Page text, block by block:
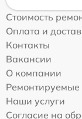
Стоимость
Оплата и
Контакты
Вакансии
О компании
Ремонтируемые
Наши услуги
Согласие на